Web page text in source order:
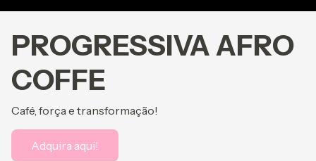
PROGRESSIVA AFRO
COFFE
Café, força e transformação!
Adquira aqui!